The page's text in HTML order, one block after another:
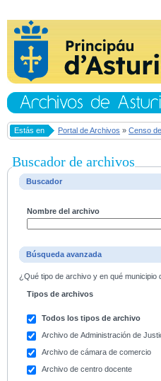
Estás en Portal de Archivos » Censo
Buscador de archivos
Buscador
Nombre del archivo
Búsqueda avanzada
¿Qué tipo de archivo y en qué
Tipos de archivos
Todos los tipos de archivo
Archivo de Administración de
Archivo de cámara de comercio
Archivo de centro docente